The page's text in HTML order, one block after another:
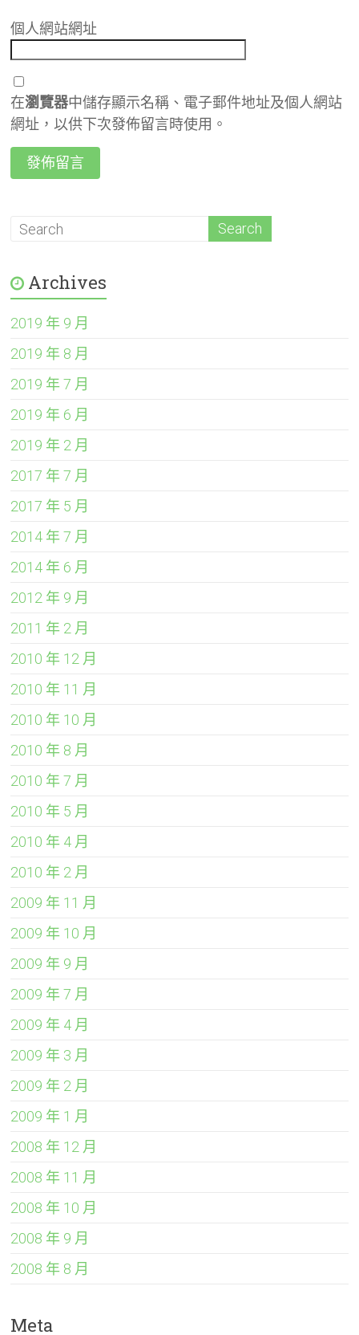
個人網站網址
在瀏覽器中儲存顯示名稱、電子郵件地址及個人網站
網址，以供下次發佈留言時使用。
Archives
2019 年 9 月
2019 年 8 月
2019 年 7 月
2019 年 6 月
2019 年 2 月
2017 年 7 月
2017 年 5 月
2014 年 7 月
2014 年 6 月
2012 年 9 月
2011 年 2 月
2010 年 12 月
2010 年 11 月
2010 年 10 月
2010 年 8 月
2010 年 7 月
2010 年 5 月
2010 年 4 月
2010 年 2 月
2009 年 11 月
2009 年 10 月
2009 年 9 月
2009 年 7 月
2009 年 4 月
2009 年 3 月
2009 年 2 月
2009 年 1 月
2008 年 12 月
2008 年 11 月
2008 年 10 月
2008 年 9 月
2008 年 8 月
Meta